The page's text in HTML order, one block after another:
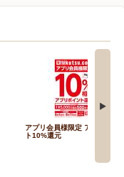
アプリ会員様限定 アプリポイン
ト10%還元